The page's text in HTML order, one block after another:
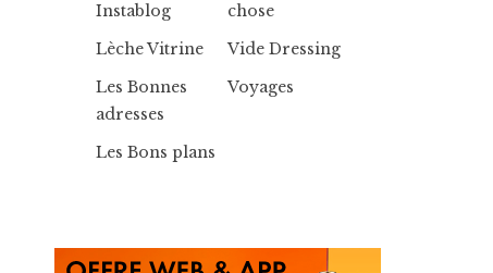
Instablog
Lèche Vitrine
Les Bonnes
adresses
Les Bons plans
chose
Vide Dressing
Voyages